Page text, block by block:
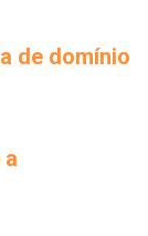
de domínio